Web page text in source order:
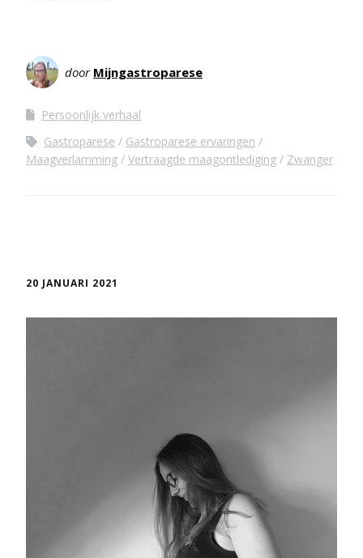
door Mijngastroparese
Persoonlijk verhaal
Gastroparese
Gastroparese ervaringen
Maagverlamming
Vertraagde maagontlediging Zwanger
20 JANUARI 2021